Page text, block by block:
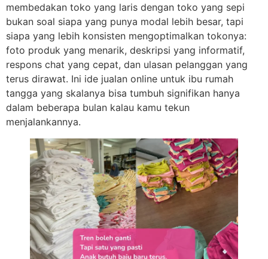
membedakan toko yang laris dengan toko yang sepi
bukan soal siapa yang punya modal lebih besar, tapi
siapa yang lebih konsisten mengoptimalkan tokonya:
foto produk yang menarik, deskripsi yang informatif,
respons chat yang cepat, dan ulasan pelanggan yang
terus dirawat. Ini ide jualan online untuk ibu rumah
tangga yang skalanya bisa tumbuh signifikan hanya
dalam beberapa bulan kalau kamu tekun
menjalankannya.